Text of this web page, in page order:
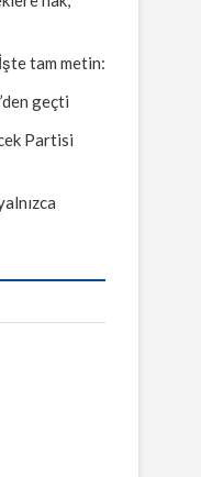
tam metin:
geçti
Partisi